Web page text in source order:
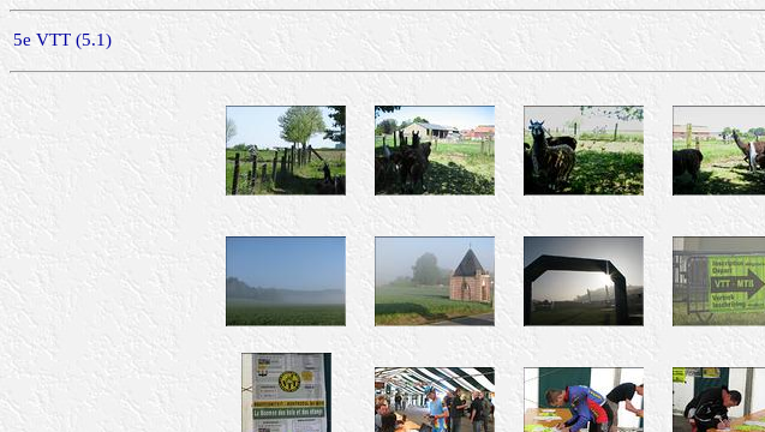
5e VTT (5.1)